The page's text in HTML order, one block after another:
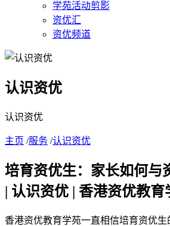
学苑活动剪影
资优汇
资优频道
认识资优
认识资优
主页 /服务 /认识资优
培育资优生：家长如何与
| 认识资优 | 香港资优教育
香港资优教育学苑一直相信培育资优